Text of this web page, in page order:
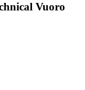
Vuoro